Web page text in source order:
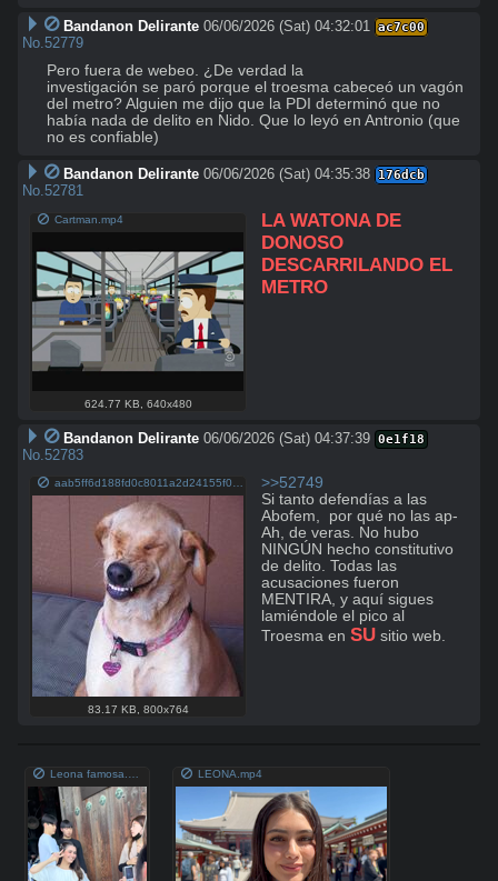
Bandanon Delirante 06/06/2026 (Sat) 04:32:01 ac7c00
No.52779
Pero fuera de webeo. ¿De verdad la
investigación se paró porque el troesma cabeceó un vagón
del metro? Alguien me dijo que la PDI determinó que no
había nada de delito en Nido. Que lo leyó en Antronio (que
no es confiable)
Bandanon Delirante 06/06/2026 (Sat) 04:35:38 176dcb
No.52781
Cartman.mp4
624.77 KB 640x480
LA WATONA DE
DONOSO
DESCARRILANDO EL
METRO
Bandanon Delirante 06/06/2026 (Sat) 04:37:39 0e1f18
No. 52783
83.17 KB 800x764
>>52749
Si tanto defendías a las
Abofem,  por qué no las ap-
Ah, de veras. No hubo
NINGÚN hecho constitutivo
de delito. Todas las
acusaciones fueron
MENTIRA, y aquí sigues
lamiéndole el pico al
Troesma en SU sitio web.
Leona famosa.mp4 LEONA.mp4